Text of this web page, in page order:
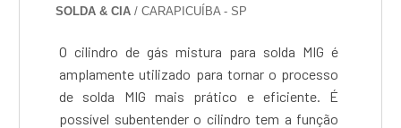
SOLDA & CIA / CARAPICUÍBA - SP
O cilindro de gás mistura para solda MIG é
amplamente utilizado para tornar o processo
de solda MIG mais prático e eficiente. É
possível subentender o cilindro tem a função